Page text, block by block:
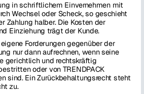
in schriftlichem Einvernehmen mit
Wechsel oder Scheck, so geschieht
Zahlung halber. Die Kosten der
Einziehung trägt der Kunde.
Forderungen gegenüber der
nur dann aufrechnen, wenn seine
gerichtlich und rechtskräftig
oder von TRENDPACK
sind. Ein Zurückbehaltungsrecht steht
zu.